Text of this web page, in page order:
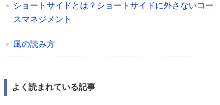
ショートサイドとは？ショートサイドに外さないコー
スマネジメント
風の読み方
よく読まれている記事